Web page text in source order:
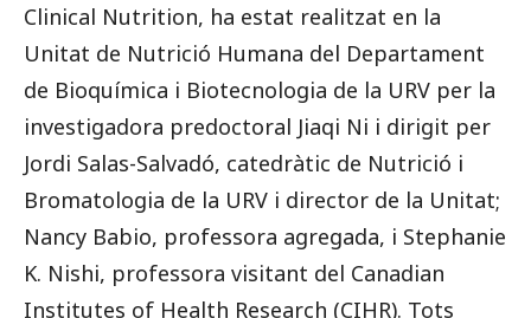
Clinical Nutrition, ha estat realitzat en la
Unitat de Nutrició Humana del Departament
de Bioquímica i Biotecnologia de la URV per la
investigadora predoctoral Jiaqi Ni i dirigit per
Jordi Salas-Salvadó, catedràtic de Nutrició i
Bromatologia de la URV i director de la Unitat;
Nancy Babio, professora agregada, i Stephanie
K. Nishi, professora visitant del Canadian
Institutes of Health Research (CIHR). Tots